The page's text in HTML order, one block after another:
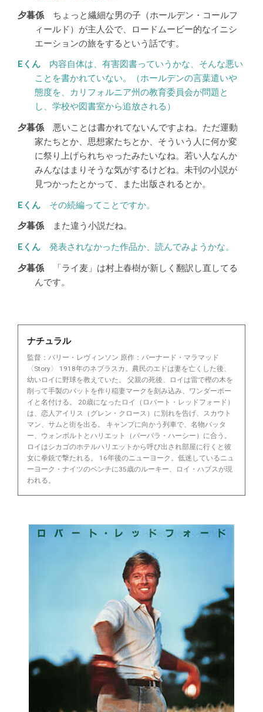
ちょっと繊細な男の子（ホールデン・コールフ
ィールド）が主人公で、ロードムービー的なイニシ
エーションの旅をするという話です。
内容自体は、有害図書っていうかな、そんな悪い
ことを書かれていない。（ホールデンの言葉遣いや
態度を、カリフォルニア州の教育委員会が問題と
し、学校や図書室から追放される）
悪いことは書かれてないんですよね。ただ運動
家たちとか、思想家たちとか、そういう人に何か変
に祭り上げられちゃったみたいなね。若い人なんか
みんなはまりそうな気がするけどね。未刊の小説が
見つかったとかって、また出版されるとか。
その続編ってことですか。
また違う小説だね。
発表されなかった作品か、読んでみようかな。
「ライ麦」は村上春樹が新しく翻訳し直してる
んです。
ナチュラル
監督：バリー・レヴィンソン 原作：バーナード・マラマッド
〈Story〉 1918年のネブラスカ。農民のエドは妻を亡くした後、
幼いロイに野球を教えていた。 父親の死後、ロイは雷で樫の木を
削って手製のバットを作り稲妻マークを刻み込み、ワンダーボー
イと名付ける。 20歳になったロイ（ロバート・レッドフォード）
は、恋人アイリス（グレン・クロース）に別れを告げ、スカウト
マン、サムと街を出る。 キャンプに向かう列車で、名物バッタ
ー、ウォンボルトとハリエット（バーバラ・ハーシー）に合う。
ロイはシカゴのホテルハリエットから呼び出され部屋に行くと彼
女に拳銃で撃たれる。 16年後のニューヨーク。低迷しているニュ
ーヨーク・ナイツのベンチに35歳のルーキー、ロイ・ハブスが現
われる。